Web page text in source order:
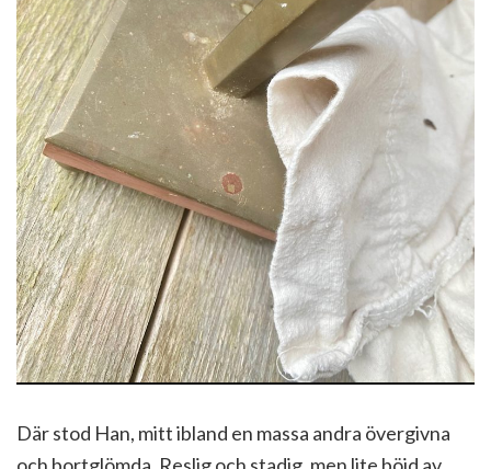
Där stod Han, mitt ibland en massa andra övergivna